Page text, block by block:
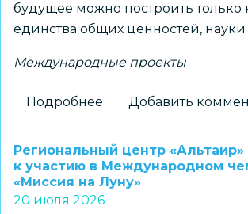
будущее можно построить только
единства общих ценностей, науки
Международные проекты
Подробнее
студентов
колледжей
и
педагогов
Добавить
Региональный центр
к участию в Международном
«Миссия на Луну»
20 июля 2026